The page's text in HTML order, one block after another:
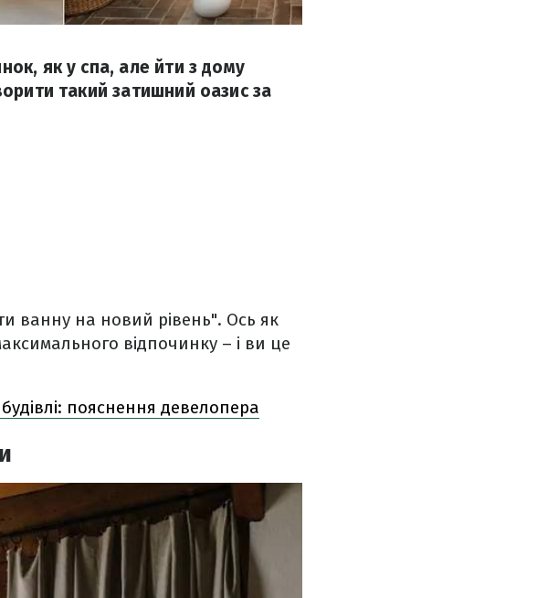
як у спа, але йти з дому
такий затишний оазис за
ванну на новий рівень". Ось як
відпочинку – і ви це
пояснення девелопера